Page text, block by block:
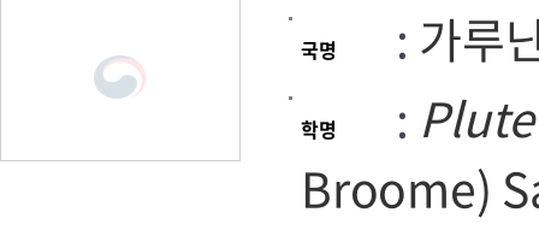
국명 : 가루
학명 :
Broome)